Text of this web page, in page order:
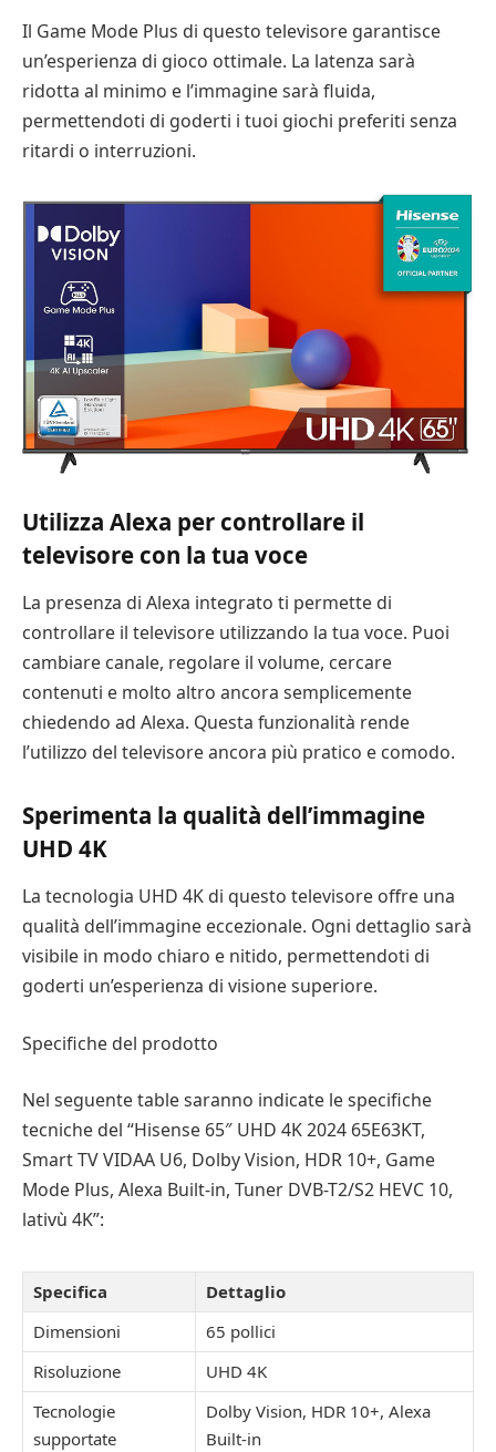
Il Game Mode Plus di questo televisore garantisce
un’esperienza di gioco ottimale. La latenza sarà
ridotta al minimo e l’immagine sarà fluida,
permettendoti di goderti i tuoi giochi preferiti senza
ritardi o interruzioni.
Utilizza Alexa per controllare il
televisore con la tua voce
La presenza di Alexa integrato ti permette di
controllare il televisore utilizzando la tua voce. Puoi
cambiare canale, regolare il volume, cercare
contenuti e molto altro ancora semplicemente
chiedendo ad Alexa. Questa funzionalità rende
l’utilizzo del televisore ancora più pratico e comodo.
Sperimenta la qualità dell’immagine
UHD 4K
La tecnologia UHD 4K di questo televisore offre una
qualità dell’immagine eccezionale. Ogni dettaglio sarà
visibile in modo chiaro e nitido, permettendoti di
goderti un’esperienza di visione superiore.
Specifiche del prodotto
Nel seguente table saranno indicate le specifiche
tecniche del “Hisense 65″ UHD 4K 2024 65E63KT,
Smart TV VIDAA U6, Dolby Vision, HDR 10+, Game
Mode Plus, Alexa Built-in, Tuner DVB-T2/S2 HEVC 10,
lativù 4K”:
Specifica
Dettaglio
Dimensioni
65 pollici
Risoluzione
UHD 4K
Tecnologie
supportate
Dolby Vision, HDR 10+, Alexa
Built-in